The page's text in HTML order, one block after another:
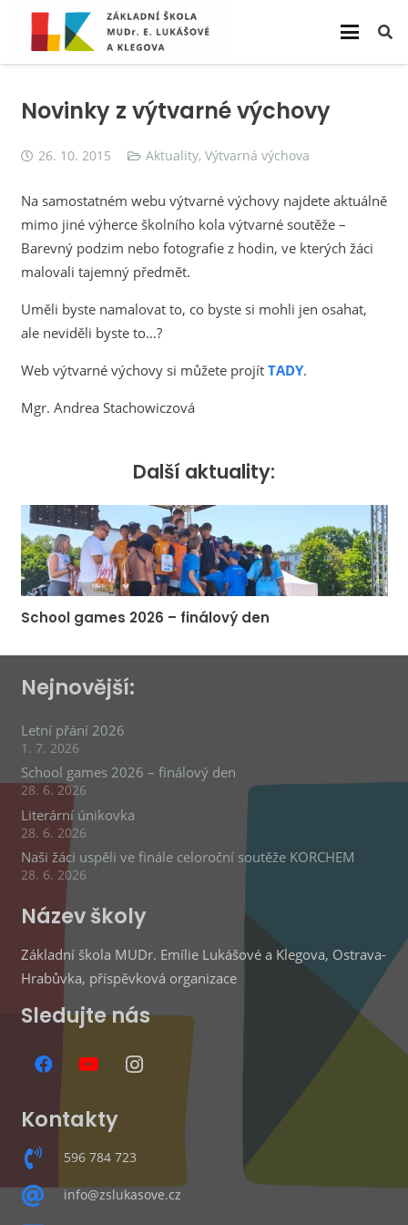
Novinky z výtvarné výchovy
26. 10. 2015 Aktuality,Výtvarná výchova
Na samostatném webu výtvarné výchovy najdete aktuálně
mimo jiné výherce školního kola výtvarné soutěže –
Barevný podzim nebo fotografie z hodin, ve kterých žáci
malovali tajemný předmět.
Uměli byste namalovat to, co byste si mohli jen osahat,
ale neviděli byste to…?
Web výtvarné výchovy si můžete projít TADY.
Mgr. Andrea Stachowiczová
Další aktuality:
School games 2026 – finálový den
Nejnovější:
Letní přání 2026
1. 7. 2026
School games 2026 – finálový den
28. 6. 2026
Literární únikovka
28. 6. 2026
Naši žáci uspěli ve finále celoroční soutěže KORCHEM
28. 6. 2026
Název školy
Základní škola MUDr. Emílie Lukášové a Klegova, Ostrava-
Hrabůvka, příspěvková organizace
Sledujte nás
Kontakty
596 784 723
info@zslukasove.cz